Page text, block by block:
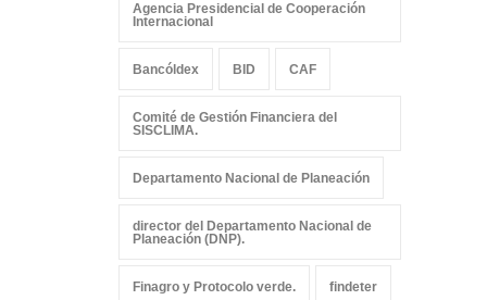
Agencia Presidencial de Cooperación
Internacional
Bancóldex BID CAF
Comité de Gestión Financiera del
SISCLIMA.
Departamento Nacional de Planeación
director del Departamento Nacional de
Planeación (DNP).
Finagro y Protocolo verde. findeter